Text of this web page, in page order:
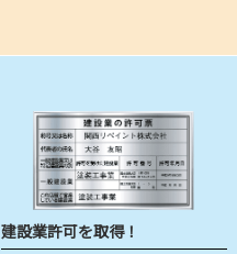
建設業許可を取得！